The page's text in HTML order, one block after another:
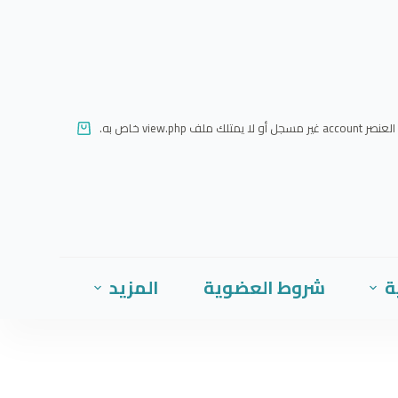
العنصر account غير مسجل أو لا يمتلك ملف view.php خاص به.
شروط العضوية المزيد